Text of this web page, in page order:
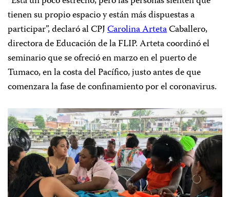
tienen su propio espacio y están más dispuestas a
participar”, declaró al CPJCarolina ArtetaCaballero,
directora de Educación de la FLIP. Arteta coordinó el
seminario que se ofreció en marzo en el puerto de
Tumaco, en la costa del Pacífico, justo antes de que
comenzara la fase de confinamiento por el coronavirus.